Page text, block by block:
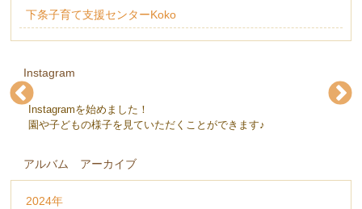
下条子育て支援センターKoko
Instagram
下条保育園(@gejohoikuen)
下条保育園(@gejohoikuen)
下条保育園(@gejohoikuen)
下条保育園(@gejohoikuen)
下条保育園(@gejohoikuen)
下条保育園(@gejohoikuen)
Instagramを始めました！
園や子どもの様子を見ていただくことができます♪
アルバム アーカイブ
2024年